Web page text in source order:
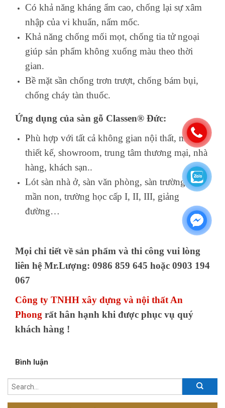
Có khả năng kháng ẩm cao, chống lại sự xâm
nhập của vi khuẩn, nấm mốc.
Khả năng chống mối mọt, chống tia tử ngoại
giúp sản phẩm không xuống màu theo thời
gian.
Bề mặt sần chống trơn trượt, chống bám bụi,
chống cháy tàn thuốc.
Ứng dụng của sàn gỗ Classen® Đức:
Phù hợp với tất cả không gian nội thất, mẫu
thiết kế, showroom, trung tâm thương mại, nhà
hàng, khách sạn..
Lót sàn nhà ở, sàn văn phòng, sàn trường học
mần non, trường học cấp I, II, III, giảng
đường…
Mọi chi tiết về sản phẩm và thi công vui lòng
liên hệ Mr.Lượng: 0986 859 645 hoặc 0903 194
067
Công ty TNHH xây dựng và nội thất An
Phong rất hân hạnh khi được phục vụ quý
khách hàng !
Bình luận